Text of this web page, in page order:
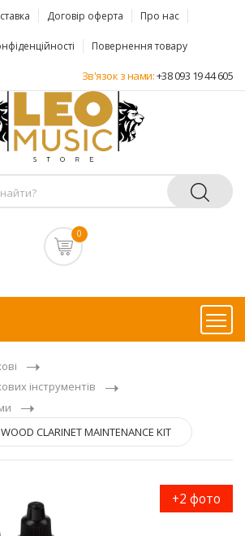
Договір оферта Про нас
Повернення товару
Зв'язок з нами:+38 093 19 44 605
0
інструментів
CLARINET MAINTENANCE KIT
+2 фото